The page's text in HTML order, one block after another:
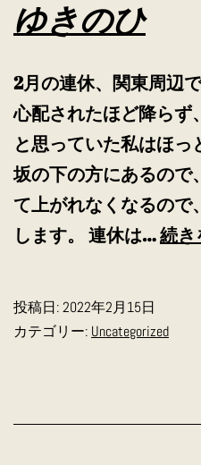
ゆきのひ
2月の連休、関東周辺
心配されたほど降らず
と思っていた私はほ
坂の下の方にあるので
て上がれなくなるので
します。 連休は…続き
投稿日:2022年2月15日
カテゴリー: Uncategorized